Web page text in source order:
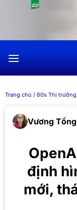
dung
Trang chủ / 60s Thị trường
Vương
định
mới,